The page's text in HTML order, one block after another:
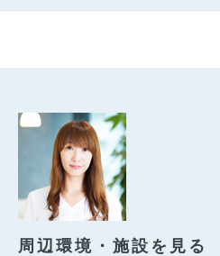
周辺環境・施設を見る